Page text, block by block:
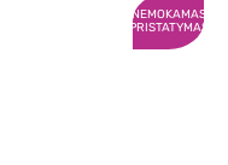
NEMOKAMAS
PRISTATYMAS